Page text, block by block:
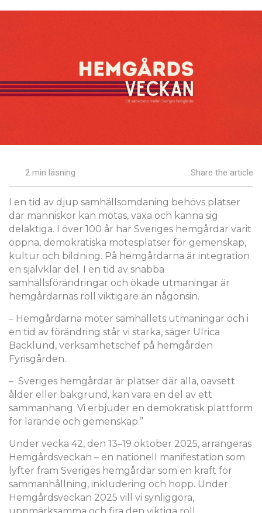
2 min läsning Share the article
I en tid av djup samhällsomdaning behövs platser
där människor kan mötas, växa och känna sig
delaktiga. I över 100 år har Sveriges hemgårdar varit
öppna, demokratiska mötesplatser för gemenskap,
kultur och bildning. På hemgårdarna är integration
en självklar del. I en tid av snabba
samhällsförändringar och ökade utmaningar är
hemgårdarnas roll viktigare än någonsin.
– Hemgårdarna möter samhällets utmaningar och i
en tid av förändring står vi starka, säger Ulrica
Backlund, verksamhetschef på hemgården
Fyrisgården.
– Sveriges hemgårdar är platser där alla, oavsett
ålder eller bakgrund, kan vara en del av ett
sammanhang. Vi erbjuder en demokratisk plattform
för lärande och gemenskap.”
Under vecka 42, den 13–19 oktober 2025, arrangeras
Hemgårdsveckan – en nationell manifestation som
lyfter fram Sveriges hemgårdar som en kraft för
sammanhållning, inkludering och hopp. Under
Hemgårdsveckan 2025 vill vi synliggöra,